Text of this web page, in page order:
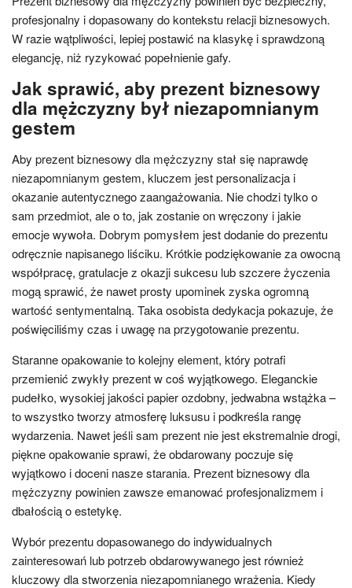
profesjonalny i dopasowany do kontekstu relacji biznesowych.
W razie wątpliwości, lepiej postawić na klasykę i sprawdzoną
elegancję, niż ryzykować popełnienie gafy.
Jak sprawić, aby prezent biznesowy
dla mężczyzny był niezapomnianym
gestem
Aby prezent biznesowy dla mężczyzny stał się naprawdę
niezapomnianym gestem, kluczem jest personalizacja i
okazanie autentycznego zaangażowania. Nie chodzi tylko o
sam przedmiot, ale o to, jak zostanie on wręczony i jakie
emocje wywoła. Dobrym pomysłem jest dodanie do prezentu
odręcznie napisanego liściku. Krótkie podziękowanie za owocną
współpracę, gratulacje z okazji sukcesu lub szczere życzenia
mogą sprawić, że nawet prosty upominek zyska ogromną
wartość sentymentalną. Taka osobista dedykacja pokazuje, że
poświęciliśmy czas i uwagę na przygotowanie prezentu.
Staranne opakowanie to kolejny element, który potrafi
przemienić zwykły prezent w coś wyjątkowego. Eleganckie
pudełko, wysokiej jakości papier ozdobny, jedwabna wstążka –
to wszystko tworzy atmosferę luksusu i podkreśla rangę
wydarzenia. Nawet jeśli sam prezent nie jest ekstremalnie drogi,
piękne opakowanie sprawi, że obdarowany poczuje się
wyjątkowo i doceni nasze starania. Prezent biznesowy dla
mężczyzny powinien zawsze emanować profesjonalizmem i
dbałością o estetykę.
Wybór prezentu dopasowanego do indywidualnych
zainteresowań lub potrzeb obdarowywanego jest również
kluczowy dla stworzenia niezapomnianego wrażenia. Kiedy